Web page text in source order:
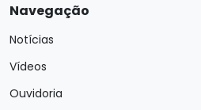
Navegação
Notícias
Vídeos
Ouvidoria